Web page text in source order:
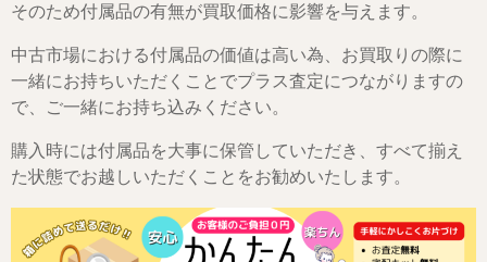
そのため付属品の有無が買取価格に影響を与えます。
中古市場における付属品の価値は高い為、お買取りの際に
一緒にお持ちいただくことでプラス査定につながりますの
で、ご一緒にお持ち込みください。
購入時には付属品を大事に保管していただき、すべて揃え
た状態でお越しいただくことをお勧めいたします。